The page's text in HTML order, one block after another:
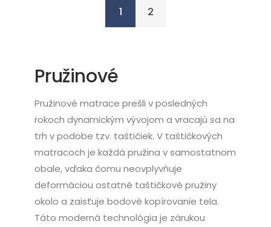
1 2
Pružinové
Pružinové matrace prešli v posledných
rokoch dynamickým vývojom a vracajú sa na
trh v podobe tzv. taštičiek. V taštičkových
matracoch je každá pružina v samostatnom
obale, vďaka čomu neovplyvňuje
deformáciou ostatné taštičkové pružiny
okolo a zaisťuje bodové kopírovanie tela.
Táto moderná technológia je zárukou